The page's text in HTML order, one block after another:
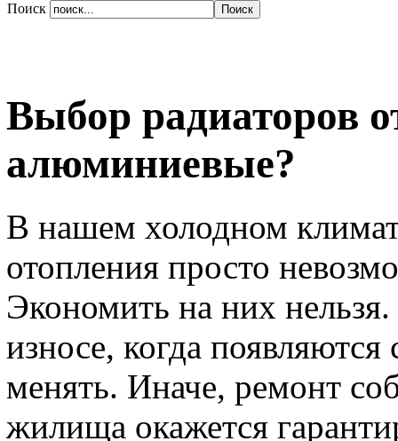
Поиск
Выбор радиаторов
алюминиевые?
В нашем холодном
отопления просто
Экономить на них
износе, когда
менять. Иначе, ремонт
жилища окажется